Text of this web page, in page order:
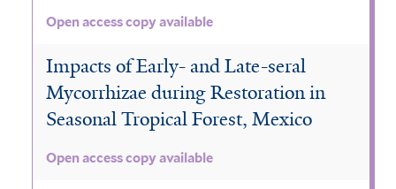
Open access copy available
Impacts of Early- and Late-seral
Mycorrhizae during Restoration in
Seasonal Tropical Forest, Mexico
Open access copy available